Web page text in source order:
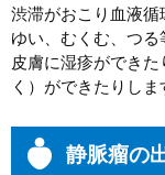
渋滞がおこり血液
ゆい、むくむ、つ
皮膚に湿疹ができ
く）ができたりしま
静脈瘤の